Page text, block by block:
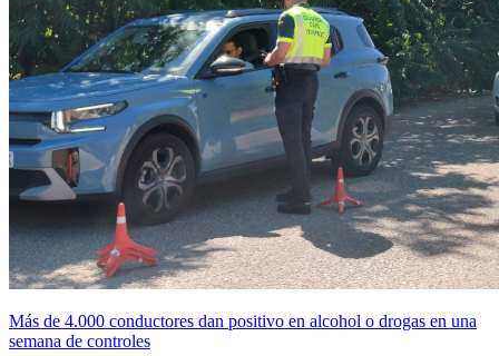
Más de 4.000 conductores dan positivo en alcohol o drogas en una
semana de controles